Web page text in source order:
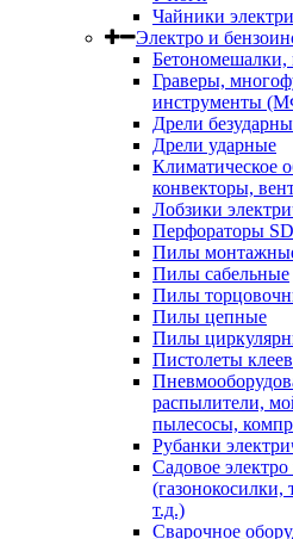
Чайники
Электро и
Бетономешалки,
Граверы,
инструменты
Дрели
Дрели ударные
Климатическое
конвекторы,
Лобзики
Перфораторы
Пилы
Пилы сабельные
Пилы
Пилы цепные
Пилы
Пистолеты
распылители,
пылесосы,
Рубанки
Садовое
т.д.)
Сварочное